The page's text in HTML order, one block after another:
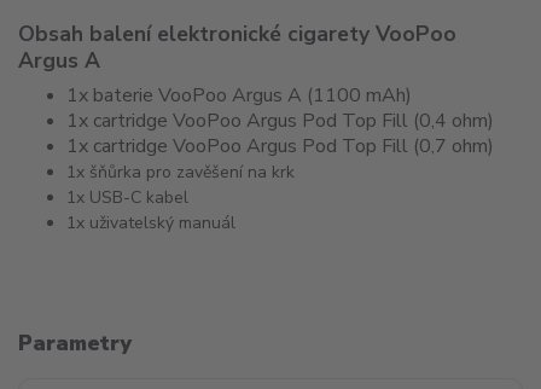
Obsah balení elektronické cigarety VooPoo
Argus A
1x baterie VooPoo Argus A (1100 mAh)
1x cartridge VooPoo Argus Pod Top Fill (0,4 ohm)
1x cartridge VooPoo Argus Pod Top Fill (0,7 ohm)
1x šňůrka pro zavěšení na krk
1x USB-C kabel
1x uživatelský manuál
Parametry